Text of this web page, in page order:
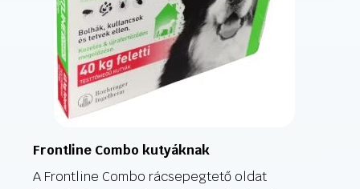
Frontline Combo kutyáknak
A Frontline Combo rácsepegtető oldat